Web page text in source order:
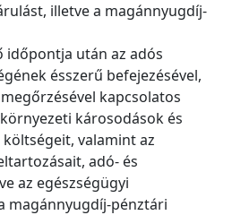
illetve a magánnyugdíj-
időpontja után az adós
ésszerű befejezésével,
kapcsolatos
károsodások és
valamint az
adó- és
az egészségügyi
magánnyugdíj-pénztári